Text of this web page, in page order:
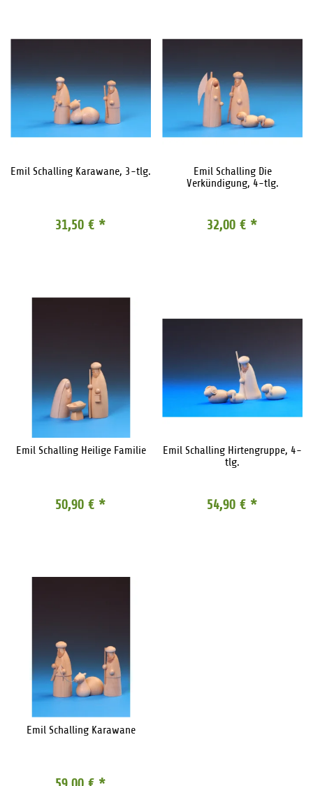
Emil Schalling Karawane, 3-tlg.
31,50 € *
Emil Schalling Die
Verkündigung, 4-tlg.
32,00 € *
Emil Schalling Heilige Familie
50,90 € *
Emil Schalling Hirtengruppe, 4-
tlg.
54,90 € *
Emil Schalling Karawane